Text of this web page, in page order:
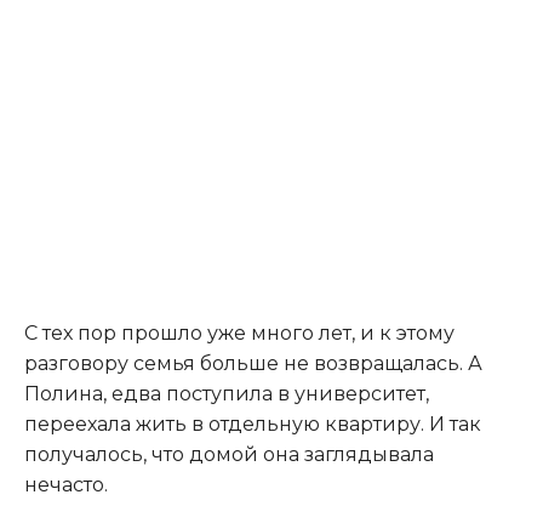
С тех пор прошло уже много лет, и к этому
разговору семья больше не возвращалась. А
Полина, едва поступила в университет,
переехала жить в отдельную квартиру. И так
получалось, что домой она заглядывала
нечасто.